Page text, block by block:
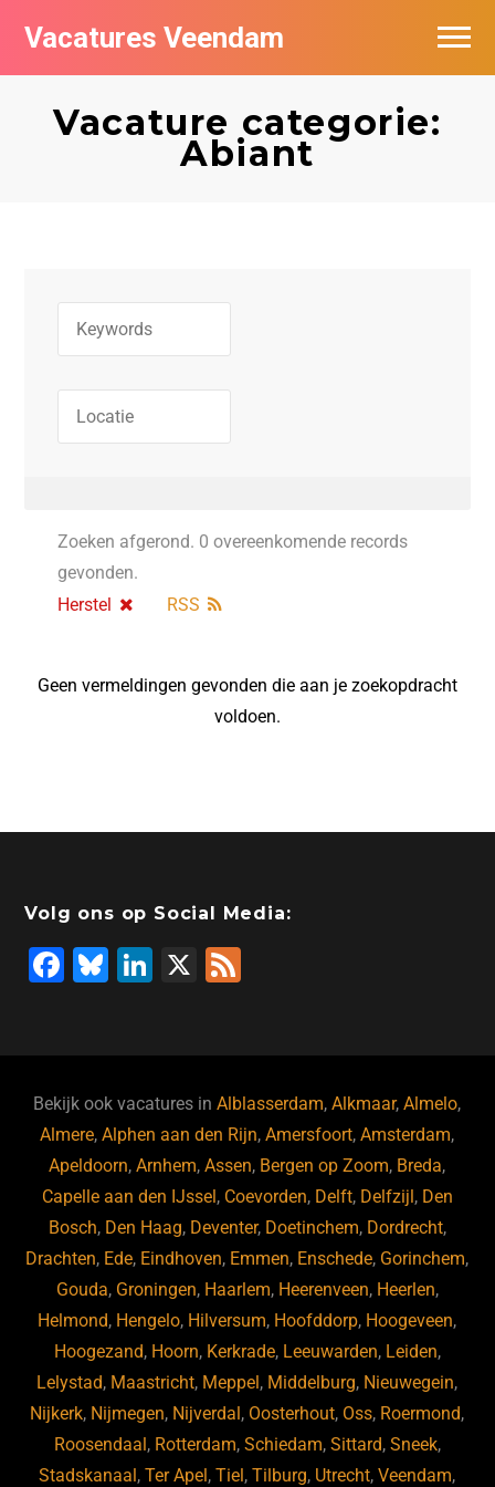
Vacatures Veendam
Vacature categorie:
Abiant
Zoeken afgerond. 0 overeenkomende records
gevonden.
Herstel
RSS
Geen vermeldingen gevonden die aan je zoekopdracht
voldoen.
Volg ons op Social Media:
F
b
o
o
k
Bl
ky
Li
dI
n
X
Bekijk ook vacatures inAlblasserdam,Alkmaar,Almelo,
Almere,Alphen aan den Rijn,Amersfoort,Amsterdam,
Apeldoorn,Arnhem,Assen, Bergen op Zoom, Breda,
Capelle aan den IJssel , Coevorden, Delft, Delfzijl , Den
Bosch, Den Haag, Deventer, Doetinchem, Dordrecht,
Drachten, Ede, Eindhoven, Emmen, Enschede, Gorinchem,
Gouda, Groningen, Haarlem, Heerenveen, Heerlen,
Helmond, Hengelo, Hilversum, Hoofddorp, Hoogeveen,
Hoogezand, Hoorn, Kerkrade, Leeuwarden, Leiden,
Lelystad, Maastricht, Meppel , Middelburg, Nieuwegein,
Nijkerk, Nijmegen, Nijverdal , Oosterhout, Oss, Roermond,
Roosendaal , Rotterdam, Schiedam, Sittard, Sneek,
Stadskanaal ,Ter Apel ,Tiel ,Tilburg, Utrecht,Veendam,
Vacatures per bedrijf